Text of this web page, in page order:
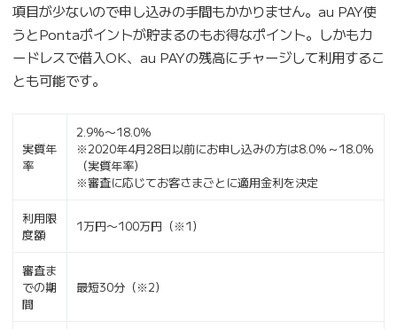
項目が少ないので申し込みの手間もかかりません。au PAY使
うとPontaポイントが貯まるのもお得なポイント。しかもカ
ードレスで借入OK、au PAYの残高にチャージして利用するこ
とも可能です。
実質年
率
2.9％〜18.0％
※2020年4月28日以前にお申し込みの方は8.0％～18.0％
（実質年率）
※審査に応じてお客さまごとに適用金利を決定
利用限
度額
1万円〜100万円（※1）
審査ま
での期
間
最短30分（※2）